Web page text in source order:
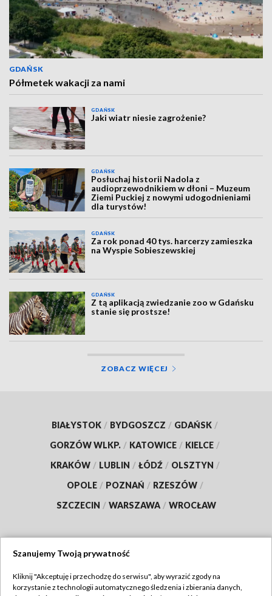
GDAŃSK
Półmetek wakacji za nami
GDAŃSK
Jaki wiatr niesie zagrożenie?
GDAŃSK
Posłuchaj historii Nadola z
audioprzewodnikiem w dłoni – Muzeum
Ziemi Puckiej z nowymi udogodnieniami
dla turystów!
GDAŃSK
Za rok ponad 40 tys. harcerzy zamieszka
na Wyspie Sobieszewskiej
GDAŃSK
Z tą aplikacją zwiedzanie zoo w Gdańsku
stanie się prostsze!
ZOBACZ WIĘCEJ
BIAŁYSTOK / BYDGOSZCZ / GDAŃSK /
GORZÓW WLKP. / KATOWICE / KIELCE /
KRAKÓW / LUBLIN / ŁÓDŹ / OLSZTYN /
OPOLE / POZNAŃ / RZESZÓW /
SZCZECIN / WARSZAWA / WROCŁAW
TVP
Szanujemy Twoją prywatność
Kliknij "Akceptuję i przechodzę do serwisu", aby wyrazić zgody na
korzystanie z technologii automatycznego śledzenia i zbierania danych,